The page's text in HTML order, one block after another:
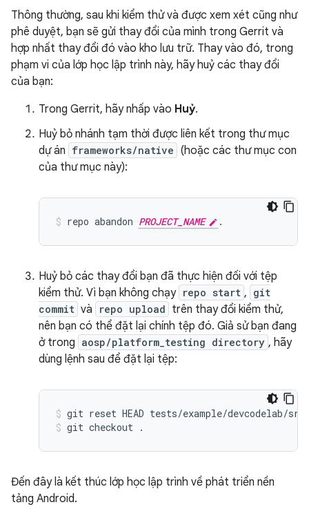
Thông thường, sau khi kiểm thử và được xem xét cũng như
phê duyệt, bạn sẽ gửi thay đổi của mình trong Gerrit và
hợp nhất thay đổi đó vào kho lưu trữ. Thay vào đó, trong
phạm vi của lớp học lập trình này, hãy huỷ các thay đổi
của bạn:
Trong Gerrit, hãy nhấp vào Huỷ.
Huỷ bỏ nhánh tạm thời được liên kết trong thư mục
dự án frameworks/native (hoặc các thư mục con
của thư mục này):
repo abandon PROJECT_NAME .
Huỷ bỏ các thay đổi bạn đã thực hiện đối với tệp
kiểm thử. Vì bạn không chạy repo start , git
commit và repo upload trên thay đổi kiểm thử,
nên bạn có thể đặt lại chính tệp đó. Giả sử bạn đang
ở trong aosp/platform_testing directory , hãy
dùng lệnh sau để đặt lại tệp:
git reset HEAD tests/example/devcodelab/
git checkout .
Đến đây là kết thúc lớp học lập trình về phát triển nền
tảng Android.